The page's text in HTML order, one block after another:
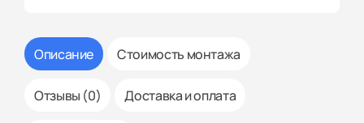
Описание Стоимость монтажа
Отзывы (0) Доставка и оплата